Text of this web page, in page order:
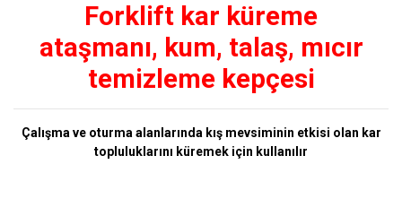
Forklift kar küreme
ataşmanı, kum, talaş, mıcır
temizleme kepçesi
Çalışma ve oturma alanlarında kış mevsiminin etkisi olan kar
topluluklarını küremek için kullanılır